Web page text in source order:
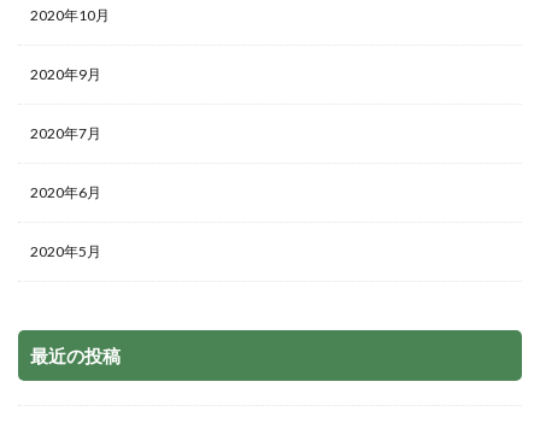
2020年10月
2020年9月
2020年7月
2020年6月
2020年5月
最近の投稿